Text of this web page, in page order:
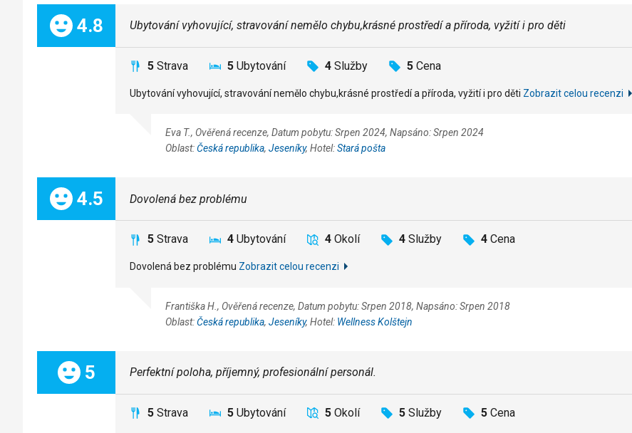
Celkem:
4.8 Ubytování vyhovující, stravování nemělo chybu,krásné prostředí a příroda, vyžití i pro děti
5 Strava 5 Ubytování 4 Služby 5 Cena
Ubytování vyhovující, stravování nemělo chybu,krásné prostředí a příroda, vyžití i pro děti Zobrazit celou recenzi
Eva T., Ověřená recenze, Datum pobytu: Srpen 2024, Napsáno: Srpen 2024
Oblast:Česká republika, Jeseníky, Hotel:Stará pošta
Celkem:
4.5 Dovolená bez problému
5 Strava 4 Ubytování 4 Okolí 4 Služby 4 Cena
Dovolená bez problému Zobrazit celou recenzi
Františka H., Ověřená recenze, Datum pobytu: Srpen 2018, Napsáno: Srpen 2018
Oblast:Česká republika, Jeseníky, Hotel: Wellness Kolštejn
Celkem:
5 Perfektní poloha, příjemný, profesionální personál.
5 Strava 5 Ubytování 5 Okolí 5 Služby 5 Cena